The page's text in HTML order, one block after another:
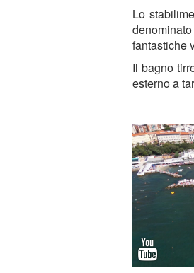
Lo
fantastiche
Il bagno
esterno a